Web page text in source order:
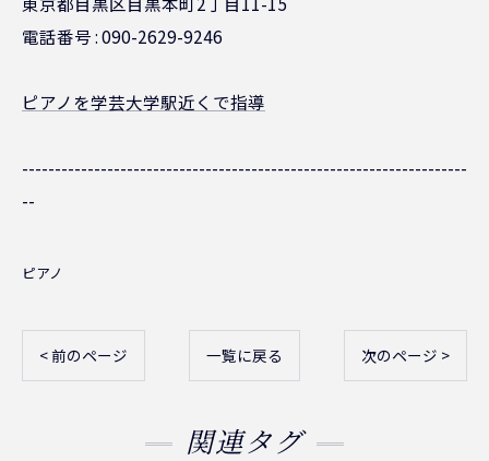
電話番号 : 090-2629-9246
ピアノを学芸大学駅近くで指導
--------------------------------------------------------------------
--
ピアノ
< 前のページ 一覧に戻る 次のページ >
関連タグ